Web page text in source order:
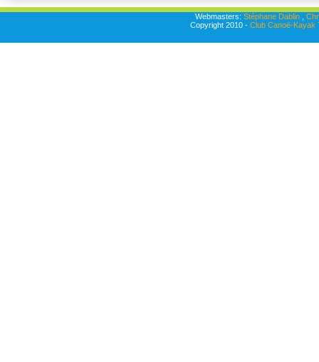
Webmasters: Stéphane Dablin,
Copyright 2010 - Club Canoë-Kayak